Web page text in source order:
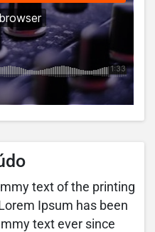
text of the printing
Ipsum has been
text ever since